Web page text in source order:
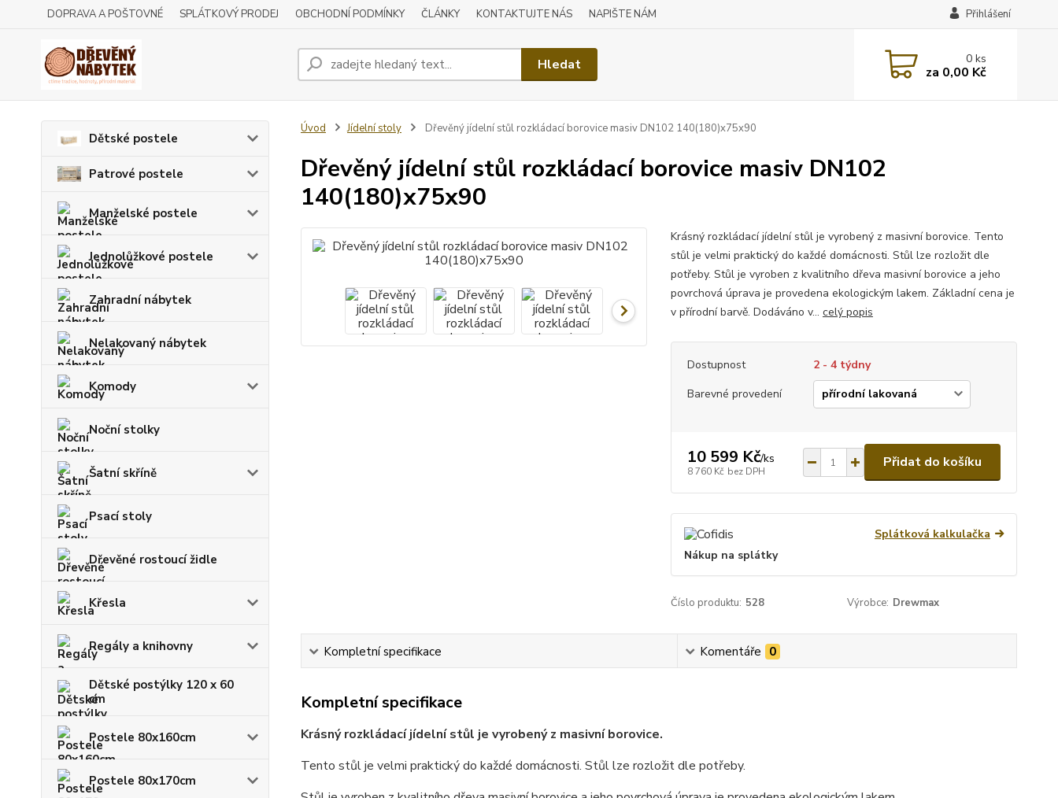
DOPRAVA A POŠTOVNÉ SPLÁTKOVÝ PRODEJ OBCHODNÍ PODMÍNKY ČLÁNKY KONTAKTUJTE NÁS NAPIŠTE NÁM Přihlášení
Hledat 0ks
za 0,00 Kč
Dětské postele
Patrové postele
Manželské postele
Jednolůžkové postele
Zahradní nábytek
Nelakovaný nábytek
Komody
Noční stolky
Šatní skříně
Psací stoly
Dřevěné rostoucí židle
Křesla
Regály a knihovny
Dětské postýlky 120 x 60
cm
Postele 80x160cm
Postele 80x170cm
Úvod Jídelní stoly Dřevěný jídelní stůl rozkládací borovice masiv DN102 140(180)x75x90
Dřevěný jídelní stůl rozkládací borovice masiv DN102
140(180)x75x90
Krásný rozkládací jídelní stůl je vyrobený z masivní borovice. Tento
stůl je velmi praktický do každé domácnosti. Stůl lze rozložit dle
potřeby. Stůl je vyroben z kvalitního dřeva masivní borovice a jeho
povrchová úprava je provedena ekologickým lakem. Základní cena je
v přírodní barvě. Dodáváno v... celý popis
Dostupnost
2 - 4 týdny
Barevné provedení
10 599 Kč/ks
8 760 Kč bez DPH
Přidat do košíku
Splátková kalkulačka
Nákup na splátky
Číslo produktu: 528 Výrobce: Drewmax
Kompletní specifikace Komentáře 0
Kompletní specifikace
Krásný rozkládací jídelní stůl je vyrobený z masivní borovice.
Tento stůl je velmi praktický do každé domácnosti. Stůl lze rozložit dle potřeby.